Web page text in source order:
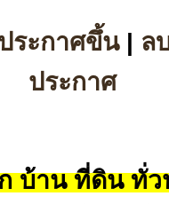
ระกาศขึ้น| ล
ประกาศ
บ้าน ที่ดิน ทั่ว